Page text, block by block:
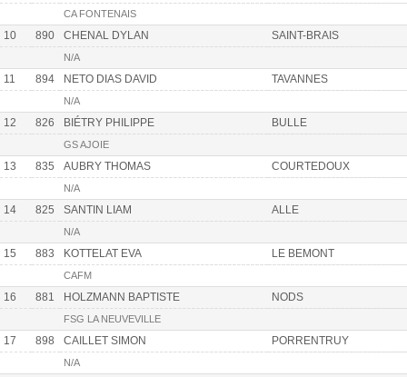
CA FONTENAIS
10 890 CHENAL DYLAN SAINT-BRAIS
N/A
11 894 NETO DIAS DAVID TAVANNES
N/A
12 826 BIÉTRY PHILIPPE BULLE
GS AJOIE
13 835 AUBRY THOMAS COURTEDOUX
N/A
14 825 SANTIN LIAM ALLE
N/A
15 883 KOTTELAT EVA LE BEMONT
CAFM
16 881 HOLZMANN BAPTISTE NODS
FSG LA NEUVEVILLE
17 898 CAILLET SIMON PORRENTRUY
N/A